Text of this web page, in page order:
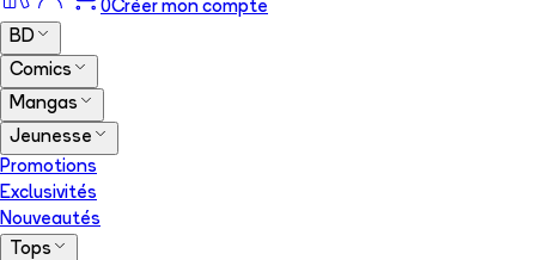
0Créer mon compte
BD
Comics
Mangas
Jeunesse
Promotions
Exclusivités
Nouveautés
Tops